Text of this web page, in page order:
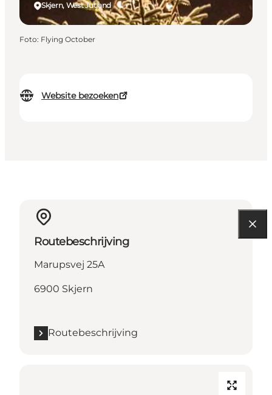
Website bezoeken
Skjern, West Jutland
Foto: Flying October
Routebeschrijving
Marupsvej 25A
6900 Skjern
Routebeschrijving